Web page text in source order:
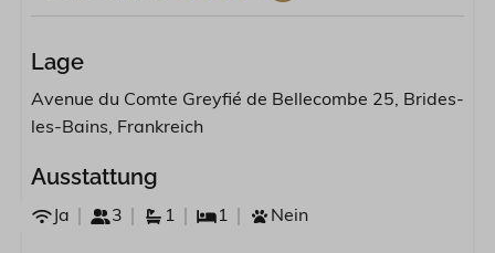
Lage
Avenue du Comte Greyfié de Bellecombe 25, Brides-
les-Bains, Frankreich
Ausstattung
Ja 3 1 1 Nein